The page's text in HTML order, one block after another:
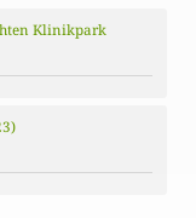
Klinikpark